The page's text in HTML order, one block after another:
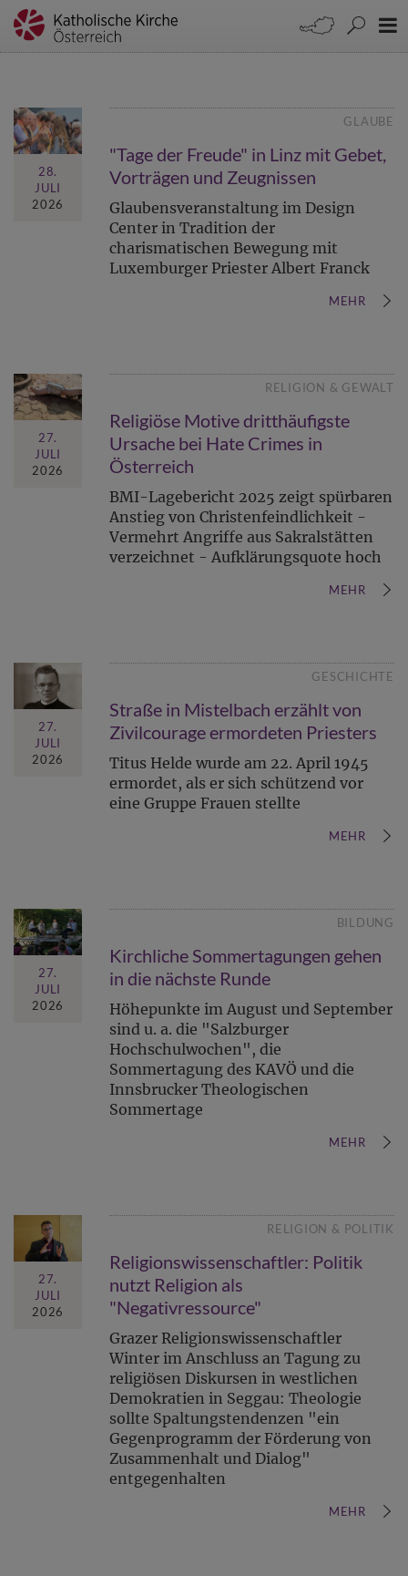
28.
JULI
2026
GLAUBE
"Tage der Freude" in Linz mit Gebet,
Vorträgen und Zeugnissen
Glaubensveranstaltung im Design
Center in Tradition der
charismatischen Bewegung mit
Luxemburger Priester Albert Franck
MEHR
27.
JULI
2026
RELIGION & GEWALT
Religiöse Motive dritthäufigste
Ursache bei Hate Crimes in
Österreich
BMI-Lagebericht 2025 zeigt spürbaren
Anstieg von Christenfeindlichkeit -
Vermehrt Angriffe aus Sakralstätten
verzeichnet - Aufklärungsquote hoch
MEHR
27.
JULI
2026
GESCHICHTE
Straße in Mistelbach erzählt von
Zivilcourage ermordeten Priesters
Titus Helde wurde am 22. April 1945
ermordet, als er sich schützend vor
eine Gruppe Frauen stellte
MEHR
27.
JULI
2026
BILDUNG
Kirchliche Sommertagungen gehen
in die nächste Runde
Höhepunkte im August und September
sind u. a. die "Salzburger
Hochschulwochen", die
Sommertagung des KAVÖ und die
Innsbrucker Theologischen
Sommertage
MEHR
27.
JULI
2026
RELIGION & POLITIK
Religionswissenschaftler: Politik
nutzt Religion als
"Negativressource"
Grazer Religionswissenschaftler
Winter im Anschluss an Tagung zu
religiösen Diskursen in westlichen
Demokratien in Seggau: Theologie
sollte Spaltungstendenzen "ein
Gegenprogramm der Förderung von
Zusammenhalt und Dialog"
entgegenhalten
MEHR